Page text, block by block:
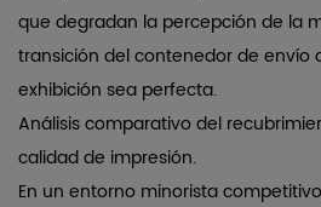
que degradan la percepción de la
transición del contenedor de envío
exhibición sea perfecta.
Análisis comparativo del
calidad de impresión.
En un entorno minorista